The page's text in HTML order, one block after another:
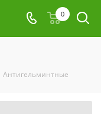
0
Антигельминтные